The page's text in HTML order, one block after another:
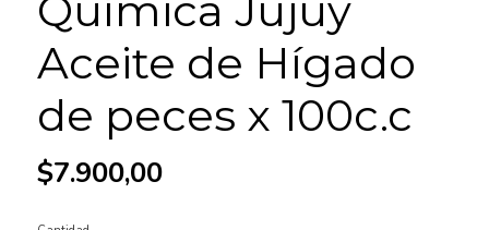
Aceite de Hígado
de peces x 100c.c
$7.900,00